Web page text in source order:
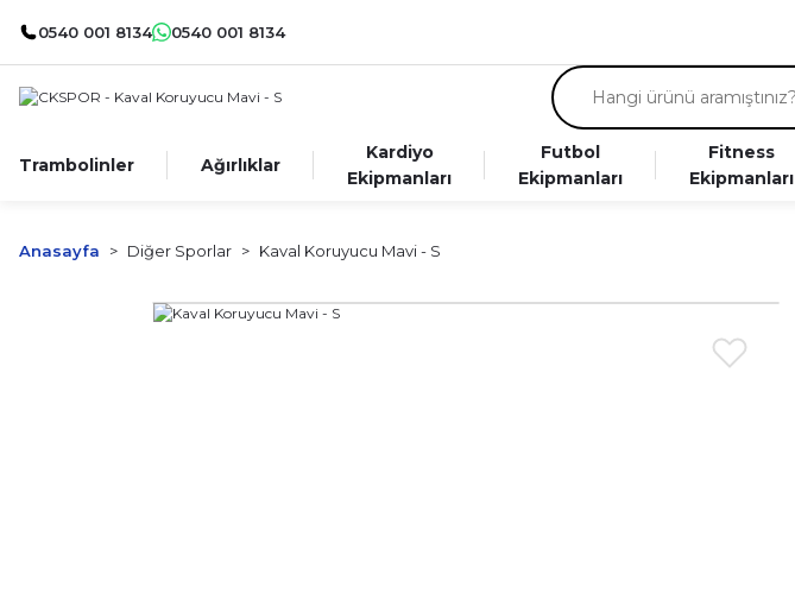
0540 001 8134 0540 001 8134
Trambolinler Ağırlıklar
Kardiyo
Ekipmanları
Futbol
Ekipmanları
Fitness
Ekipmanları
Anasayfa Diğer Sporlar Kaval Koruyucu Mavi - S